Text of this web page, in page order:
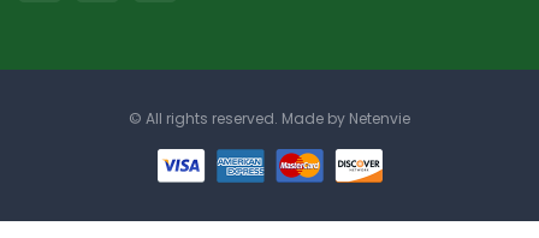
© All rights reserved. Made by Netenvie